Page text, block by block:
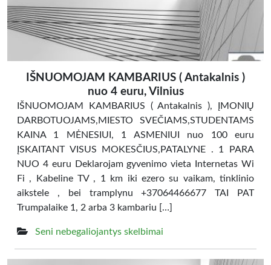
IŠNUOMOJAM KAMBARIUS ( Antakalnis )
nuo 4 euru, Vilnius
IŠNUOMOJAM KAMBARIUS ( Antakalnis ), ĮMONIŲ
DARBOTUOJAMS,MIESTO SVEČIAMS,STUDENTAMS
KAINA 1 MĖNESIUI, 1 ASMENIUI nuo 100 euru
ĮSKAITANT VISUS MOKESČIUS,PATALYNE . 1 PARA
NUO 4 euru Deklarojam gyvenimo vieta Internetas Wi
Fi , Kabeline TV , 1 km iki ezero su vaikam, tinklinio
aikstele , bei tramplynu +37064466677 TAI PAT
Trumpalaike 1, 2 arba 3 kambariu […]
Seni nebegaliojantys skelbimai